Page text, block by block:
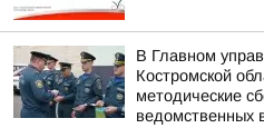
В Главном
Костромской
методические
ведомственных